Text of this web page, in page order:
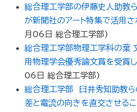
総合理工学部の伊藤史人助教
が新聞社のアート特集で活用さ
月06日 総合理工学部)
総合理工学部物理工学科の葉
用物理学会優秀論文賞を受賞
06日 総合理工学部)
総合理工学部 臼井秀知助教
差と電流の向きを直交させる